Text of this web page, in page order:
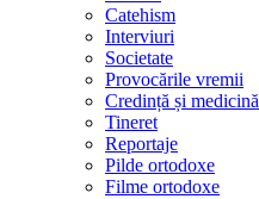
Catehism
Interviuri
Societate
Provocările vremii
Credință și medicină
Tineret
Reportaje
Pilde ortodoxe
Filme ortodoxe